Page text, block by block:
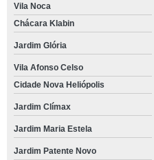
Vila Noca
Chácara Klabin
Jardim Glória
Vila Afonso Celso
Cidade Nova Heliópolis
Jardim Clímax
Jardim Maria Estela
Jardim Patente Novo